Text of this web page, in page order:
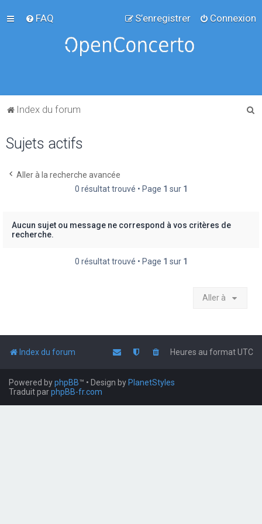
FAQ Connexion
S’enregistrer
Index du forum
Sujets actifs
Aller à la recherche avancée
0 résultat trouvé • Page 1 sur 1
Aucun sujet ou message ne correspond à vos critères de
recherche.
0 résultat trouvé • Page 1 sur 1
Aller à
Index du forum Heures au formatUTC
Powered byphpBB™ • Design by PlanetStyles
Traduit parphpBB-fr.com